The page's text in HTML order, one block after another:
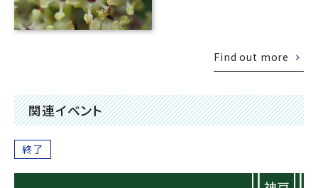
Find out more
関連イベント
終了